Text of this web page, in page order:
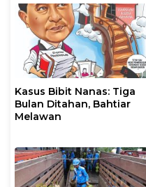
Pangkep
Kasus Bibit Nanas: Tiga
Bulan Ditahan, Bahtiar
Melawan